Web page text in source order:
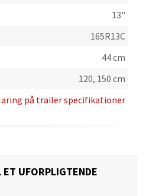
13"
165R13C
44 cm
120, 150 cm
på trailer specifikationer
UFORPLIGTENDE